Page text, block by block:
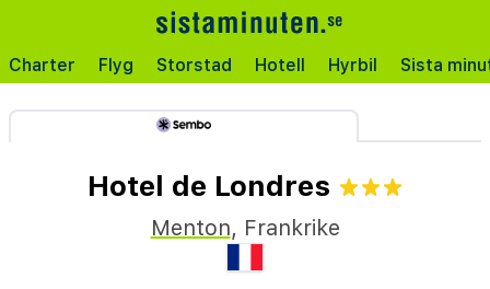
Charter Flyg Storstad Hotell Hyrbil Sista
Hotel de Londres
Menton, Frankrike